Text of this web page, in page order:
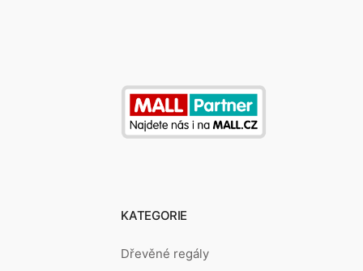
KATEGORIE
Dřevěné regály